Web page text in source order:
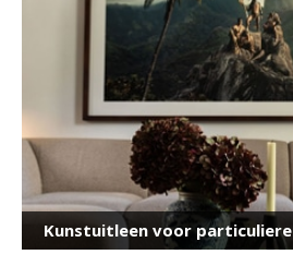
Kunstuitleen voor